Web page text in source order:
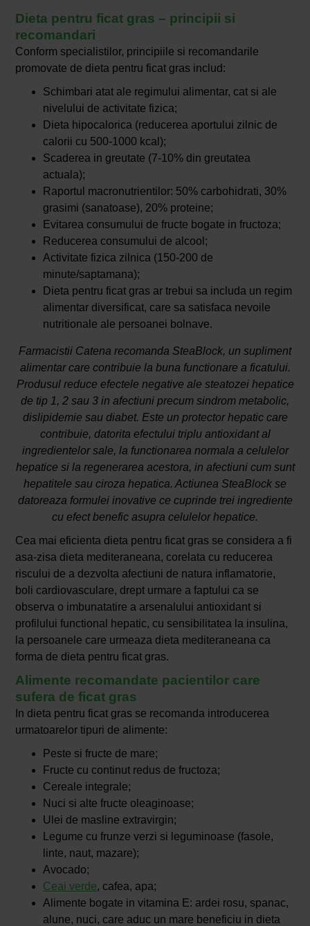
Dieta pentru ficat gras – principii si
recomandari
Conform specialistilor, principiile si recomandarile
promovate de dieta pentru ficat gras includ:
Schimbari atat ale regimului alimentar, cat si ale
nivelului de activitate fizica;
Dieta hipocalorica (reducerea aportului zilnic de
calorii cu 500-1000 kcal);
Scaderea in greutate (7-10% din greutatea
actuala);
Raportul macronutrientilor: 50% carbohidrati, 30%
grasimi (sanatoase), 20% proteine;
Evitarea consumului de fructe bogate in fructoza;
Reducerea consumului de alcool;
Activitate fizica zilnica (150-200 de
minute/saptamana);
Dieta pentru ficat gras ar trebui sa includa un regim
alimentar diversificat, care sa satisfaca nevoile
nutritionale ale persoanei bolnave.
Farmacistii Catena recomanda SteaBlock, un supliment
alimentar care contribuie la buna functionare a ficatului.
Produsul reduce efectele negative ale steatozei hepatice
de tip 1, 2 sau 3 in afectiuni precum sindrom metabolic,
dislipidemie sau diabet. Este un protector hepatic care
contribuie, datorita efectului triplu antioxidant al
ingredientelor sale, la functionarea normala a celulelor
hepatice si la regenerarea acestora, in afectiuni cum sunt
hepatitele sau ciroza hepatica. Actiunea SteaBlock se
datoreaza formulei inovative ce cuprinde trei ingrediente
cu efect benefic asupra celulelor hepatice.
Cea mai eficienta dieta pentru ficat gras se considera a fi
asa-zisa dieta mediteraneana, corelata cu reducerea
riscului de a dezvolta afectiuni de natura inflamatorie,
boli cardiovasculare, drept urmare a faptului ca se
observa o imbunatatire a arsenalului antioxidant si
profilului functional hepatic, cu sensibilitatea la insulina,
la persoanele care urmeaza dieta mediteraneana ca
forma de dieta pentru ficat gras.
Alimente recomandate pacientilor care
sufera de ficat gras
In dieta pentru ficat gras se recomanda introducerea
urmatoarelor tipuri de alimente:
Peste si fructe de mare;
Fructe cu continut redus de fructoza;
Cereale integrale;
Nuci si alte fructe oleaginoase;
Ulei de masline extravirgin;
Legume cu frunze verzi si leguminoase (fasole,
linte, naut, mazare);
Avocado;
Ceai verde, cafea, apa;
Alimente bogate in vitamina E: ardei rosu, spanac,
alune, nuci, care aduc un mare beneficiu in dieta